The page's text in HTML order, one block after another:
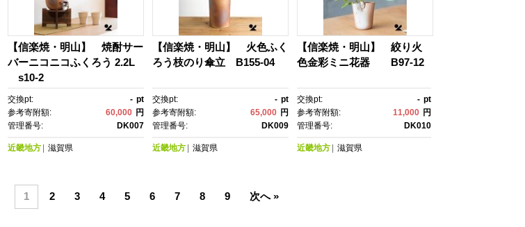
【信楽焼・明山】 焼酎サー
バーニコニコふくろう 2.2L
s10-2
交換pt: - pt
参考寄附額:
60,000 円
管理番号:
DK007
近畿地方 滋賀県
【信楽焼・明山】 火色ふく
ろう枝のり傘立 B155-04
交換pt: - pt
参考寄附額:
65,000 円
管理番号:
DK009
近畿地方 滋賀県
【信楽焼・明山】 絞り火
色金彩ミニ花器 B97-12
交換pt: - pt
参考寄附額:
11,000 円
管理番号:
DK010
近畿地方 滋賀県
1 2 3 4 5 6 7 8 9 次へ »